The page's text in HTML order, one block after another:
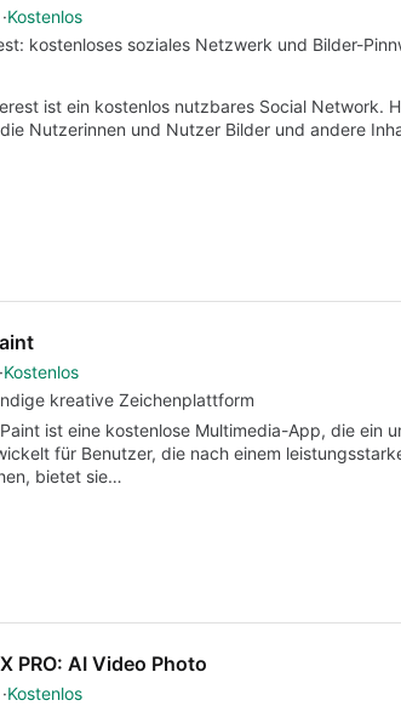
Kostenlos
kostenloses soziales Netzwerk und Bilder-
ist ein kostenlos nutzbares Social Network.
Nutzerinnen und Nutzer Bilder und andere
Kostenlos
kreative Zeichenplattform
ist eine kostenlose Multimedia-App, die ein
für Benutzer, die nach einem
bietet sie…
PRO: AI Video Photo
Kostenlos